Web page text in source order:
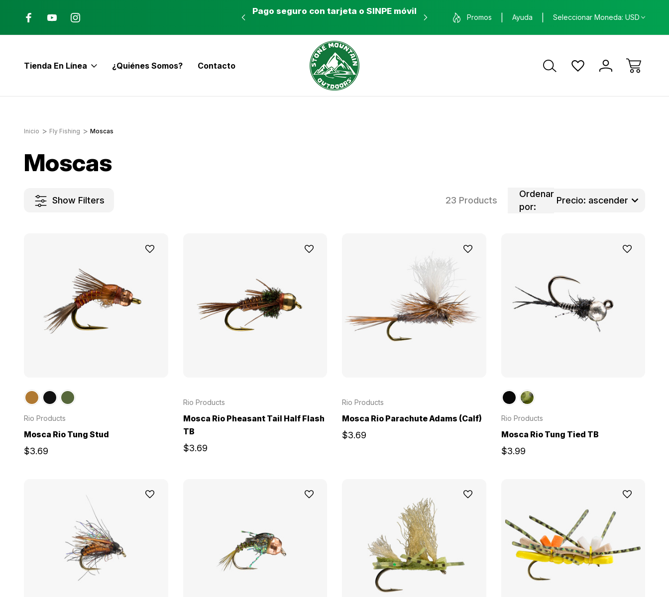
Costa Rica
ENVÍO GRATIS con pedidos mayores a
Pago seguro con tarjeta o SINPE móvil Tienda física en Santa Ana, Costa Rica
Promos Ayuda Seleccionar Moneda: USD
Tienda En Línea ¿Quiénes Somos? Contacto
Inicio Fly Fishing Moscas
Moscas
Show Filters 23 Products
Ordenar
por:
Rio Products
Mosca Rio Tung Stud
$3.69
Rio Products
Mosca Rio Pheasant Tail Half Flash
TB
$3.69
Rio Products
Mosca Rio Parachute Adams (Calf)
$3.69
Rio Products
Mosca Rio Tung Tied TB
$3.99